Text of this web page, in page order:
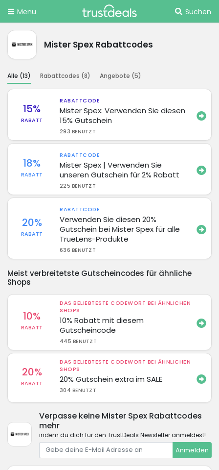
Menu Suchen
Mister Spex Rabattcodes
Alle (13) Rabattcodes (8) Angebote (5)
15%
RABATT
RABATTCODE
Mister Spex: Verwenden Sie diesen
15% Gutschein
293 BENUTZT
18%
RABATT
RABATTCODE
Mister Spex | Verwenden Sie
unseren Gutschein für 2% Rabatt
225 BENUTZT
20%
RABATT
RABATTCODE
Verwenden Sie diesen 20%
Gutschein bei Mister Spex für alle
TrueLens-Produkte
636 BENUTZT
Meist verbreitetste Gutscheincodes für ähnliche
Shops
10%
RABATT
DAS BELIEBTESTE CODEWORT BEI ÄHNLICHEN
SHOPS
10% Rabatt mit diesem
Gutscheincode
445 BENUTZT
20%
RABATT
DAS BELIEBTESTE CODEWORT BEI ÄHNLICHEN
SHOPS
20% Gutschein extra im SALE
304 BENUTZT
Verpasse keine Mister Spex Rabattcodes
mehr
indem du dich für den TrustDeals Newsletter anmeldest!
Anmelden